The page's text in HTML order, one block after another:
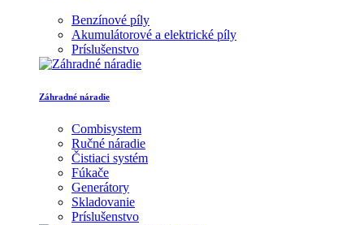
Benzínové píly
Akumulátorové a elektrické píly
Príslušenstvo
Záhradné náradie
Combisystem
Ručné náradie
Čistiaci systém
Fúkače
Generátory
Skladovanie
Príslušenstvo